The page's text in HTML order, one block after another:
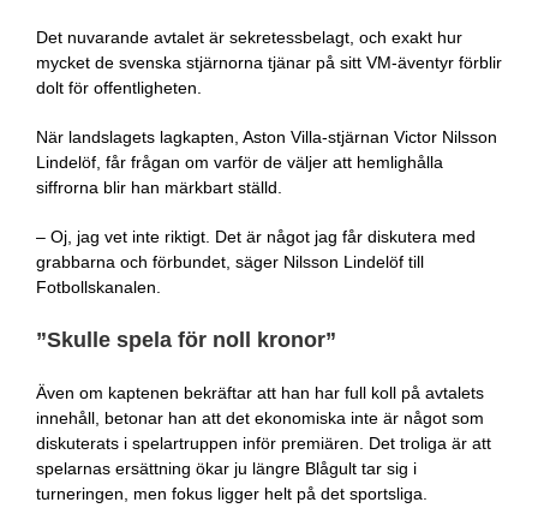
Det nuvarande avtalet är sekretessbelagt, och exakt hur
mycket de svenska stjärnorna tjänar på sitt VM-äventyr förblir
dolt för offentligheten.
När landslagets lagkapten, Aston Villa-stjärnan Victor Nilsson
Lindelöf, får frågan om varför de väljer att hemlighålla
siffrorna blir han märkbart ställd.
– Oj, jag vet inte riktigt. Det är något jag får diskutera med
grabbarna och förbundet, säger Nilsson Lindelöf till
Fotbollskanalen.
”Skulle spela för noll kronor”
Även om kaptenen bekräftar att han har full koll på avtalets
innehåll, betonar han att det ekonomiska inte är något som
diskuterats i spelartruppen inför premiären. Det troliga är att
spelarnas ersättning ökar ju längre Blågult tar sig i
turneringen, men fokus ligger helt på det sportsliga.